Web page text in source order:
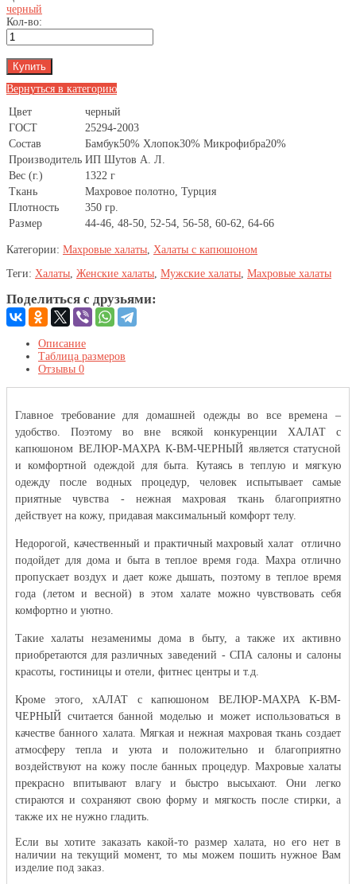
черный
Кол-во:
Вернуться в категорию
Цвет
черный
ГОСТ
25294-2003
Состав
Бамбук50% Хлопок30% Микрофибра20%
Производитель ИП Шутов А. Л.
Вес (г.)
1322 г
Ткань
Махровое полотно, Турция
Плотность
350 гр.
Размер
44-46, 48-50, 52-54, 56-58, 60-62, 64-66
Категории: Махровые халаты Халаты с капюшоном
Теги: Халаты Женские халаты Мужские халаты Махровые халаты
Поделиться с друзьями:
Описание
Таблица размеров
Отзывы 0
Главное требование для домашней одежды во все времена –
удобство. Поэтому во вне всякой конкуренции ХАЛАТ с
капюшоном ВЕЛЮР-МАХРА К-ВМ-ЧЕРНЫЙ является статусной
и комфортной одеждой для быта. Кутаясь в теплую и мягкую
одежду после водных процедур, человек испытывает самые
приятные чувства - нежная махровая ткань благоприятно
действует на кожу, придавая максимальный комфорт телу.
Недорогой, качественный и практичный махровый халат отлично
подойдет для дома и быта в теплое время года. Махра отлично
пропускает воздух и дает коже дышать, поэтому в теплое время
года (летом и весной) в этом халате можно чувствовать себя
комфортно и уютно.
Такие халаты незаменимы дома в быту, а также их активно
приобретаются для различных заведений - СПА салоны и салоны
красоты, гостиницы и отели, фитнес центры и т.д.
Кроме этого, хАЛАТ с капюшоном ВЕЛЮР-МАХРА К-ВМ-
ЧЕРНЫЙ считается банной моделью и может использоваться в
качестве банного халата. Мягкая и нежная махровая ткань создает
атмосферу тепла и уюта и положительно и благоприятно
воздействуют на кожу после банных процедур. Махровые халаты
прекрасно впитывают влагу и быстро высыхают. Они легко
стираются и сохраняют свою форму и мягкость после стирки, а
также их не нужно гладить.
Если вы хотите заказать какой-то размер халата, но его нет в
наличии на текущий момент, то мы можем пошить нужное Вам
изделие под заказ.